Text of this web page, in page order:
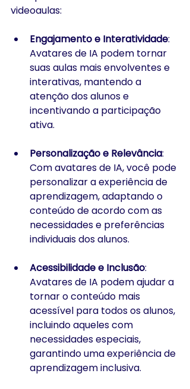
videoaulas:
Engajamento e Interatividade:
Avatares de IA podem tornar
suas aulas mais envolventes e
interativas, mantendo a
atenção dos alunos e
incentivando a participação
ativa.
Personalização e Relevância:
Com avatares de IA, você pode
personalizar a experiência de
aprendizagem, adaptando o
conteúdo de acordo com as
necessidades e preferências
individuais dos alunos.
Acessibilidade e Inclusão:
Avatares de IA podem ajudar a
tornar o conteúdo mais
acessível para todos os alunos,
incluindo aqueles com
necessidades especiais,
garantindo uma experiência de
aprendizagem inclusiva.